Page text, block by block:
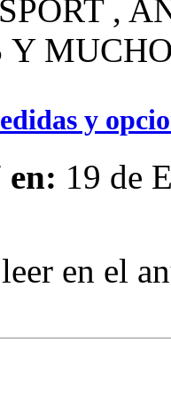
,
y
en: 19 de
en el